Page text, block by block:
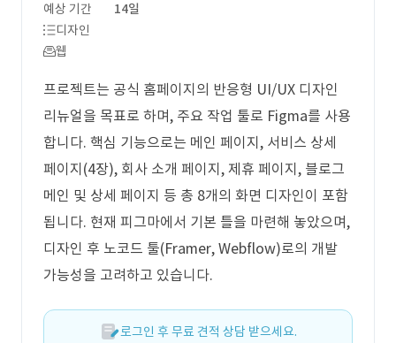
예상 기간
14일
디자인
웹
프로젝트는 공식 홈페이지의 반응형 UI/UX 디자인
리뉴얼을 목표로 하며, 주요 작업 툴로 Figma를 사용
합니다. 핵심 기능으로는 메인 페이지, 서비스 상세
페이지(4장), 회사 소개 페이지, 제휴 페이지, 블로그
메인 및 상세 페이지 등 총 8개의 화면 디자인이 포함
됩니다. 현재 피그마에서 기본 틀을 마련해 놓았으며,
디자인 후 노코드 툴(Framer, Webflow)로의 개발
가능성을 고려하고 있습니다.
로그인 후 무료 견적 상담 받으세요.